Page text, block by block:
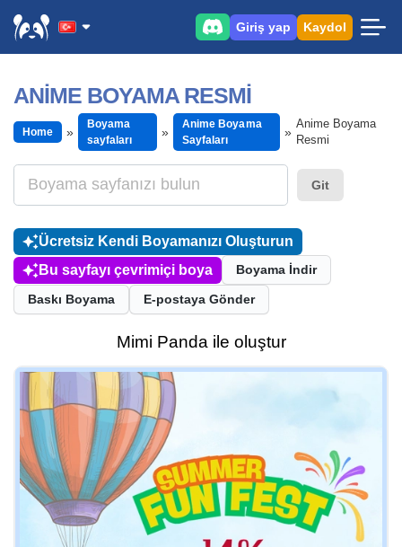
Giriş yap Kaydol
ANIME BOYAMA RESMI
Home
Boyama
sayfaları
Anime Boyama
Sayfaları
Anime Boyama
Resmi
Git
Ücretsiz Kendi Boyamanızı Oluşturun
Bu sayfayı çevrimiçi boya
Boyama İndir
Baskı Boyama E-postaya Gönder
Mimi Panda ile oluştur